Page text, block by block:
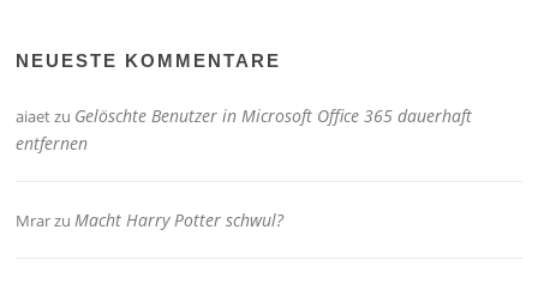
NEUESTE KOMMENTARE
aiaetzu Gelöschte Benutzer in Microsoft Office 365 dauerhaft
entfernen
MrarzuMacht Harry Potter schwul?